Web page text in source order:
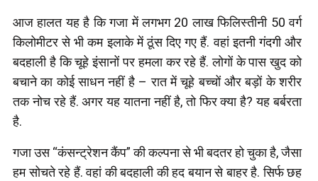
आज हालत यह है कि गजा में लगभग 20 लाख फिलिस्तीनी 50 वर्ग
किलोमीटर से भी कम इलाके में ठूंस दिए गए हैं. वहां इतनी गंदगी और
बदहाली है कि चूहे इंसानों पर हमला कर रहे हैं. लोगों के पास खुद को
बचाने का कोई साधन नहीं है – रात में चूहे बच्चों और बड़ों के शरीर
तक नोच रहे हैं. अगर यह यातना नहीं है, तो फिर क्या है? यह बर्बरता
है.
गजा उस “कंसन्ट्रेशन कैंप” की कल्पना से भी बदतर हो चुका है, जैसा
हम सोचते रहे हैं. वहां की बदहाली की हद बयान से बाहर है. सिर्फ छह